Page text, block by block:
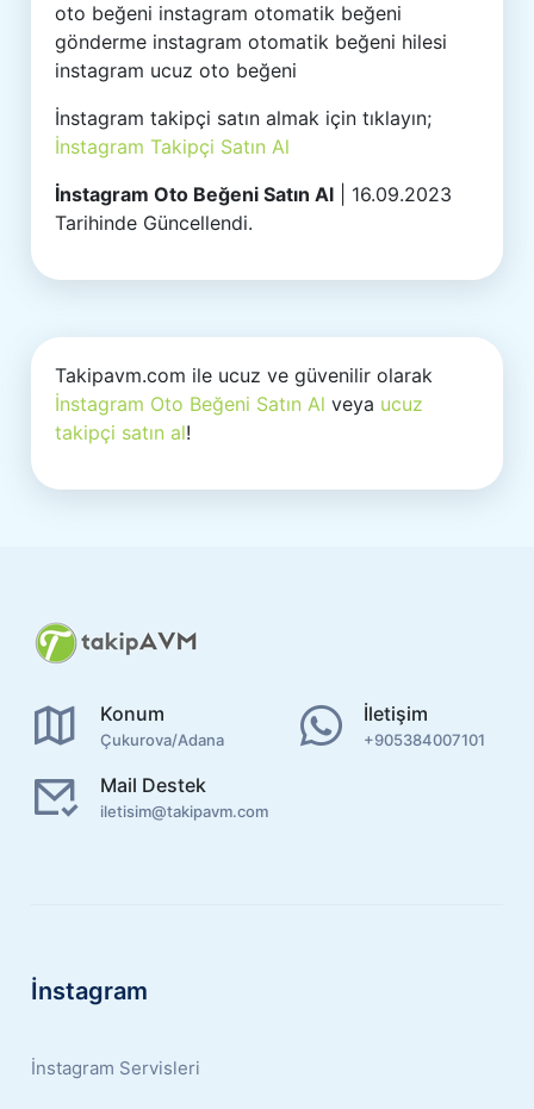
oto beğeni instagram otomatik beğeni
gönderme instagram otomatik beğeni hilesi
instagram ucuz oto beğeni
İnstagram takipçi satın almak için tıklayın;
İnstagram Takipçi Satın Al
İnstagram Oto Beğeni Satın Al | 16.09.2023
Tarihinde Güncellendi.
Takipavm.com ile ucuz ve güvenilir olarak
İnstagram Oto Beğeni Satın Al veya ucuz
takipçi satın al!
Konum
Çukurova/Adana
İletişim
+905384007101
Mail Destek
iletisim@takipavm.com
İnstagram
İnstagram Servisleri